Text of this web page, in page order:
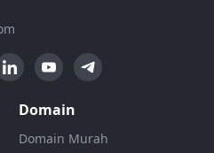
Domain
Domain Murah